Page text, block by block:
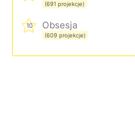
(691 projekcje)
10 Obsesja
(609 projekcje)